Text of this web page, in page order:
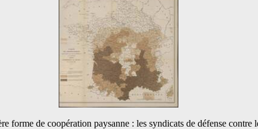
forme de coopération paysanne : les syndicats de défense